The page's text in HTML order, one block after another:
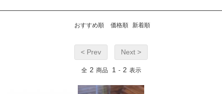
おすすめ順 価格順 新着順
< Prev Next >
全 2 商品 1 - 2 表示